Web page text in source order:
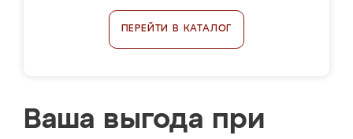
ПЕРЕЙТИ В КАТАЛОГ
Ваша выгода при